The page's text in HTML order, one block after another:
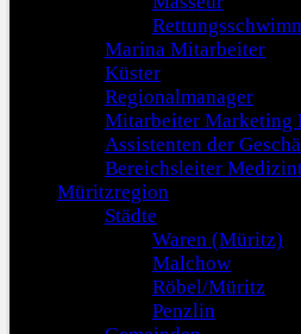
Marina Mitarbeiter
Küster
Regionalmanager
Mitarbeiter Marketing
Assistenten der
Bereichsleiter
Müritzregion
Städte
Waren (Müritz)
Malchow
Röbel/Müritz
Penzlin